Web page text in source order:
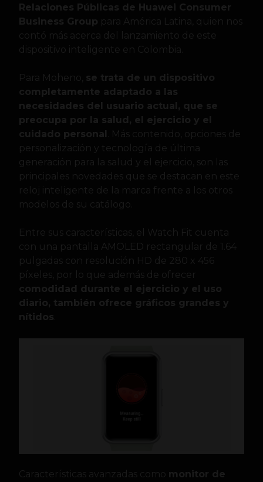
Relaciones Públicas de Huawei Consumer
Business Group para América Latina, quien nos
contó más acerca del lanzamiento de este
dispositivo inteligente en Colombia.
Para Moheno,
se trata de un dispositivo
completamente adaptado a las
necesidades del usuario actual, que se
preocupa por la salud, el ejercicio y el
cuidado personal
. Más contenido, opciones de
personalización y tecnología de última
generación para la salud y el ejercicio, son las
principales novedades que se destacan en este
reloj inteligente de la marca frente a los otros
modelos de su catálogo.
Entre sus características, el Watch Fit cuenta
con una pantalla AMOLED rectangular de 1.64
pulgadas con resolución HD de 280 x 456
píxeles, por lo que además de ofrecer
comodidad durante el ejercicio y el uso
diario, también ofrece gráficos grandes y
nítidos
Características avanzadas como monitor de